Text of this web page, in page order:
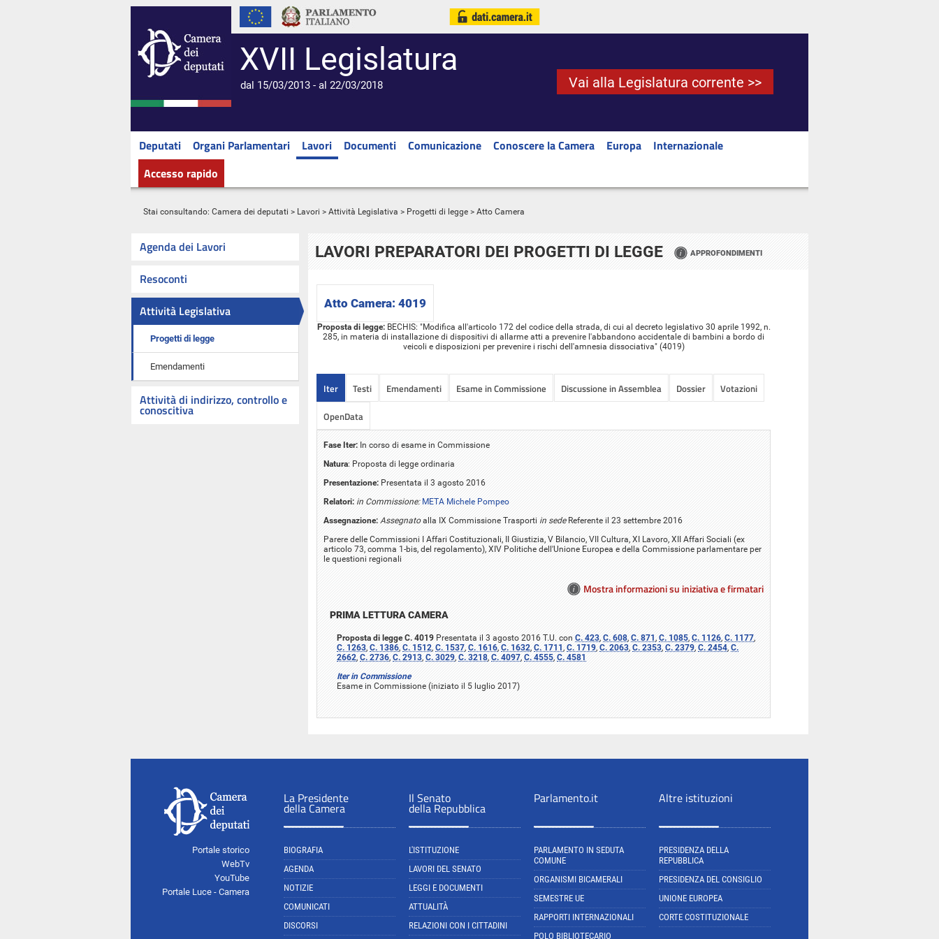
XVII Legislatura
dal 15/03/2013 - al 22/03/2018 Vai alla Legislatura corrente >>
Deputati Organi Parlamentari Lavori Documenti Comunicazione Conoscere la Camera Europa
Internazionale
Accesso rapido
Stai consultando: Camera dei deputati > Lavori > Attività Legislativa > Progetti di legge > Atto Camera
Agenda dei Lavori
Resoconti
Attività Legislativa
Progetti di legge
Emendamenti
Attività di indirizzo, controllo e
conoscitiva
LAVORI PREPARATORI DEI PROGETTI DI LEGGE APPROFONDIMENTI
Atto Camera: 4019
Proposta di legge:BECHIS: "Modifica all'articolo 172 del codice della strada, di cui al decreto legislativo 30 aprile 1992, n.
285, in materia di installazione di dispositivi di allarme atti a prevenire l'abbandono accidentale di bambini a bordo di
veicoli e disposizioni per prevenire i rischi dell'amnesia dissociativa" (4019)
Iter Testi Emendamenti Esame in Commissione Discussione in Assemblea Dossier
Votazioni
OpenData
Fase Iter: In corso di esame in Commissione
Natura: Proposta di legge ordinaria
Presentazione: Presentata il 3 agosto 2016
Relatori: in Commissione: META Michele Pompeo
Assegnazione: Assegnatoalla IX Commissione Trasporti in sede Referente il 23 settembre 2016
Parere delle Commissioni I Affari Costituzionali, II Giustizia, V Bilancio, VII Cultura, XI Lavoro, XII Affari Sociali (ex
articolo 73, comma 1-bis, del regolamento), XIV Politiche dell'Unione Europea e della Commissione parlamentare per
le questioni regionali
Mostra informazioni su iniziativa e firmatari
PRIMA LETTURA CAMERA
Proposta di legge C. 4019 Presentata il 3 agosto 2016 T.U. con C. 423, C. 608, C. 871, C. 1085, C. 1126, C. 1177,
C. 1263, C. 1386, C. 1512, C. 1537, C. 1616, C. 1632, C. 1711 , C. 1719, C. 2063, C. 2353, C. 2379, C. 2454, C.
2662, C. 2736, C. 2913, C. 3029, C. 3218, C. 4097, C. 4555, C. 4581
Iter in Commissione
Esame in Commissione (iniziato il 5 luglio 2017)
Portale storico
WebTv
YouTube
Portale Luce - Camera
La Presidente
della Camera
BIOGRAFIA
AGENDA
NOTIZIE
COMUNICATI
DISCORSI
Il Senato
della Repubblica
L'ISTITUZIONE
LAVORI DEL SENATO
LEGGI E DOCUMENTI
ATTUALITÀ
RELAZIONI CON I CITTADINI
Parlamento.it
PARLAMENTO IN SEDUTA
COMUNE
ORGANISMI BICAMERALI
SEMESTRE UE
RAPPORTI INTERNAZIONALI
POLO BIBLIOTECARIO
Altre istituzioni
PRESIDENZA DELLA
REPUBBLICA
PRESIDENZA DEL CONSIGLIO
UNIONE EUROPEA
CORTE COSTITUZIONALE